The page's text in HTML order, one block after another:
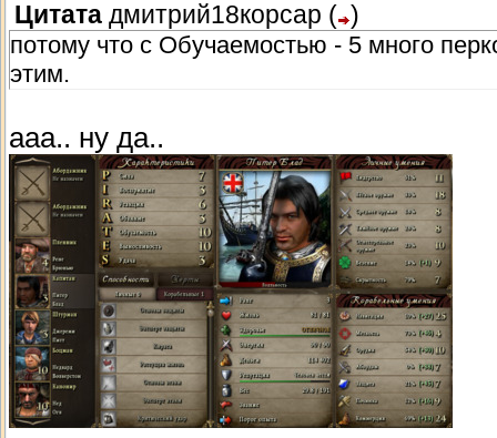
Цитата дмитрий18корсар ( )
потому что с Обучаемостью - 5 много
этим.
ааа.. ну да..